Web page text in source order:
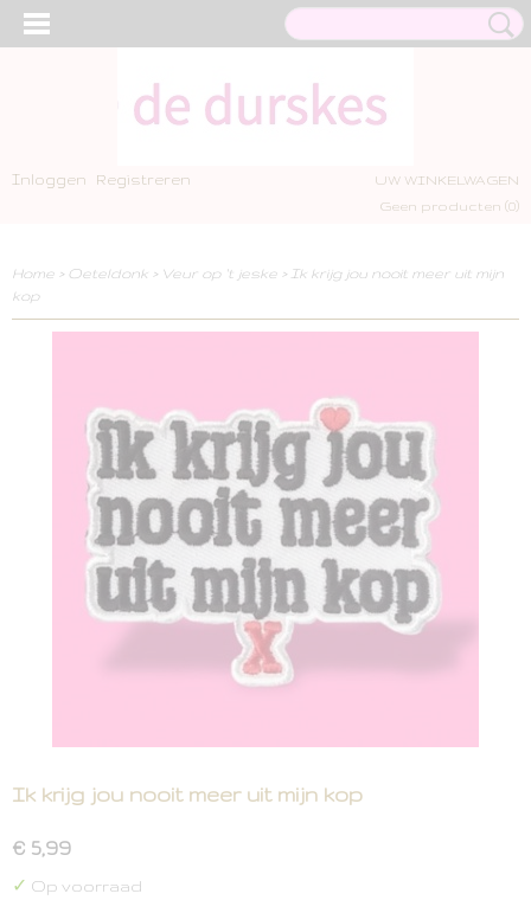
Inloggen Registreren
UW WINKELWAGEN
Geen producten (0)
Home > Oeteldonk > Veur op 't jeske > Ik krijg jou nooit meer uit mijn
kop
Ik krijg jou nooit meer uit mijn kop
€ 5,99
✓ Op voorraad